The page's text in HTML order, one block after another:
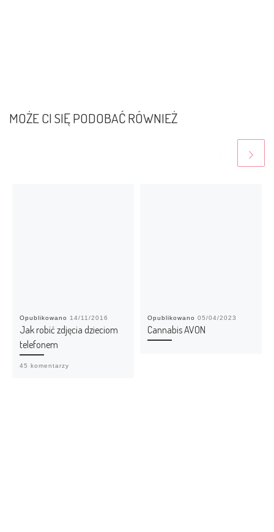
MOŻE CI SIĘ PODOBAĆ RÓWNIEŻ
Opublikowano 14/11/2016
Jak robić zdjęcia dzieciom
telefonem
45 komentarzy
Opublikowano 05/04/2023
Cannabis AVON